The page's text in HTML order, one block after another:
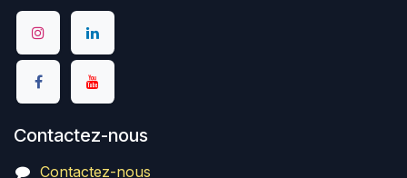
Contactez-nous
Contactez-nous